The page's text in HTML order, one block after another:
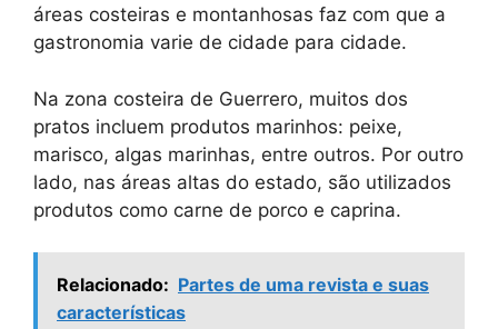
áreas costeiras e montanhosas faz com que a
gastronomia varie de cidade para cidade.
Na zona costeira de Guerrero, muitos dos
pratos incluem produtos marinhos: peixe,
marisco, algas marinhas, entre outros. Por outro
lado, nas áreas altas do estado, são utilizados
produtos como carne de porco e caprina.
Relacionado: Partes de uma revista e suas
características